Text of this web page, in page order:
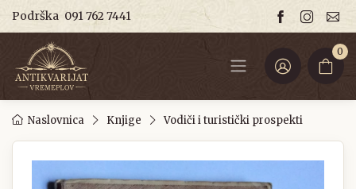
Podrška 091 762 7441
0
Naslovnica Knjige Vodiči i turistički prospekti